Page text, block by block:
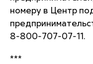
номеру в Центр
8-800-707-07-11.
***